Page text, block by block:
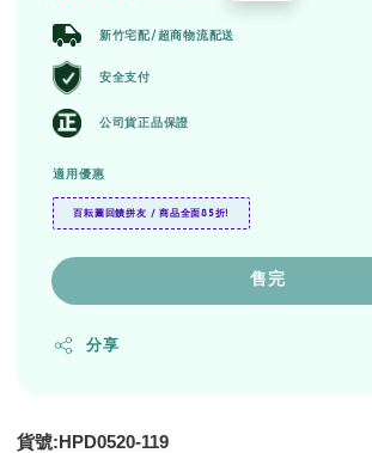
新竹宅配/超商物流配送
安全支付
公司貨正品保證
適用優惠
百耘圖回饋拼友 / 商品全面85折!
售完
分享
貨號:HPD0520-119